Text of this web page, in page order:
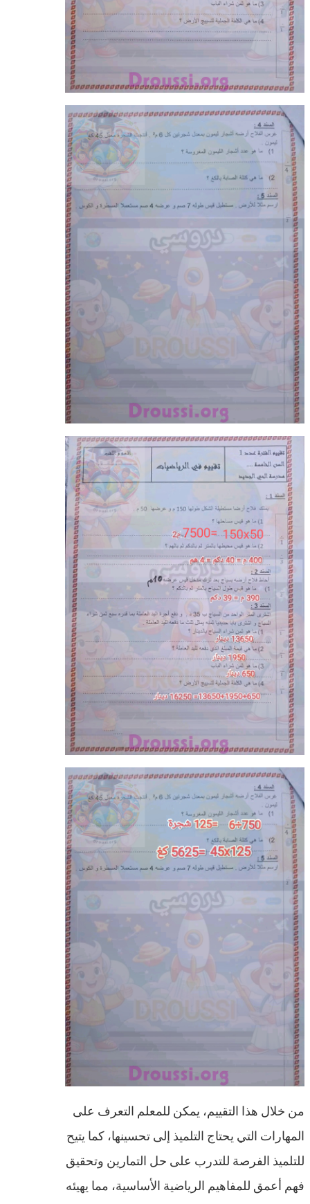
من خلال هذا التقييم، يمكن للمعلم التعرف على
المهارات التي يحتاج التلميذ إلى تحسينها، كما يتيح
للتلميذ الفرصة للتدرب على حل التمارين وتحقيق
فهم أعمق للمفاهيم الرياضية الأساسية، مما يهيئه